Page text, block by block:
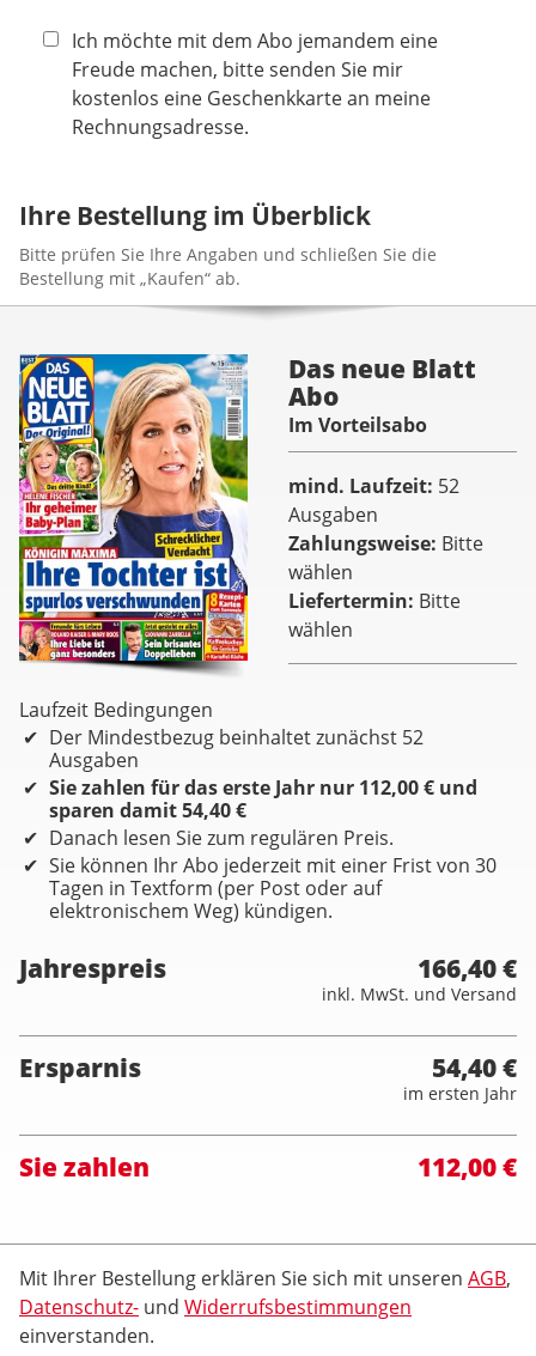
Ich möchte mit dem Abo jemandem eine
Freude machen, bitte senden Sie mir
kostenlos eine Geschenkkarte an meine
Rechnungsadresse.
Ihre Bestellung im Überblick
Bitte prüfen Sie Ihre Angaben und schließen Sie die
Bestellung mit „Kaufen“ ab.
Das neue Blatt
Abo
Im Vorteilsabo
mind. Laufzeit 52
Ausgaben
Zahlungsweise Bitte
wählen
Liefertermin Bitte
wählen
Laufzeit Bedingungen
Der Mindestbezug beinhaltet zunächst 52
Ausgaben
Sie zahlen für das erste Jahr nur 112,00 € und
sparen damit 54,40 €
Danach lesen Sie zum regulären Preis.
Sie können Ihr Abo jederzeit mit einer Frist von 30
Tagen in Textform (per Post oder auf
elektronischem Weg) kündigen.
Jahrespreis 166,40 €
inkl. MwSt. und Versand
Ersparnis 54,40 €
im ersten Jahr
Sie zahlen 112,00 €
Mit Ihrer Bestellung erklären Sie sich mit unseren AGB,
Datenschutz- und Widerrufsbestimmungen
einverstanden.